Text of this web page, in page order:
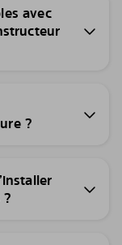
avec
?